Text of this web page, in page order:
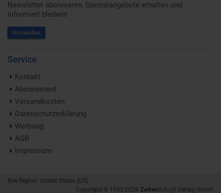
Newsletter abonnieren, Spezialangebote erhalten und
informiert bleiben!
Anmelden
Service
Kontakt
Abonnement
Versandkosten
Datenschutzerklärung
Werbung
AGB
Impressum
Ihre Region: United States (US)
Copyright © 1993-2026 ZeitenSchrift Verlag GmbH